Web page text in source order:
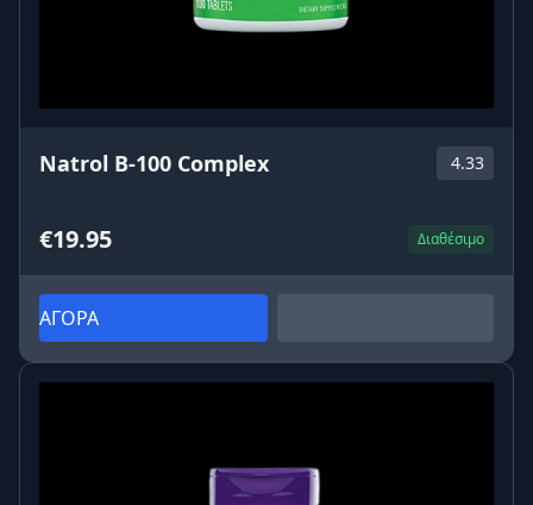
Natrol B-100 Complex 4.33
€19.95 Διαθέσιμο
ΑΓΟΡΑ